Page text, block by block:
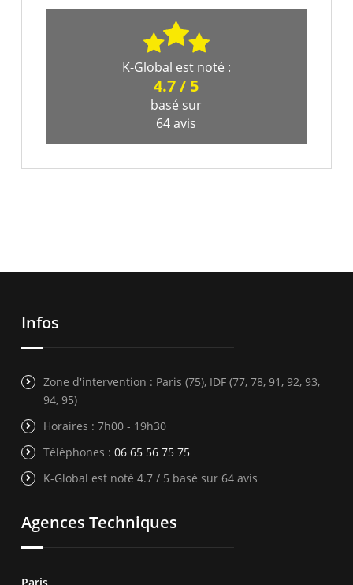
K-Global est noté :
4.7/ 5
basé sur
64avis
Infos
Zone d'intervention : Paris (75), IDF (77, 78, 91, 92, 93,
94, 95)
Horaires : 7h00 - 19h30
Téléphones : 06 65 56 75 75
K-Global est noté 4.7 / 5 basé sur 64 avis
Agences Techniques